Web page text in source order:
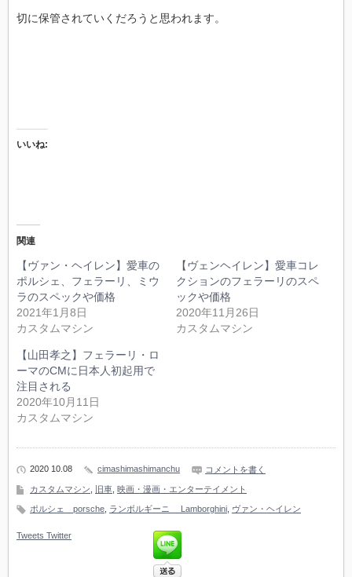
切に保管されていくだろうと思われます。
いいね:
関連
【ヴァン・ヘイレン】愛車の
ポルシェ、フェラーリ、ミウ
ラのスペックや価格
2021年1月8日
カスタムマシン
【ヴェンヘイレン】愛車コレ
クションのフェラーリのスペ
ックや価格
2020年11月26日
カスタムマシン
【山田孝之】フェラーリ・ロ
ーマのCMに日本人初起用で
注目される
2020年10月11日
カスタムマシン
2020 10.08 cimashimashimanchu コメントを書く
カスタムマシン, 旧車, 映画・漫画・エンターテイメント
ポルシェ porsche, ランボルギーニ Lamborghini, ヴァン・ヘイレン
Tweets Twitter